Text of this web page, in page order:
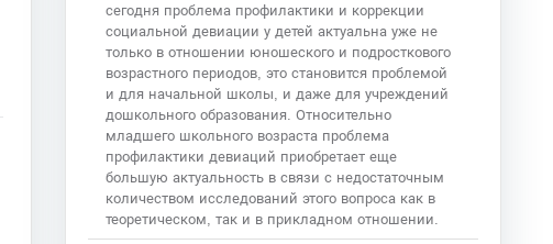
сегодня проблема профилактики и коррекции
социальной девиации у детей актуальна уже не
только в отношении юношеского и подросткового
возрастного периодов, это становится проблемой
и для начальной школы, и даже для учреждений
дошкольного образования. Относительно
младшего школьного возраста проблема
профилактики девиаций приобретает еще
большую актуальность в связи с недостаточным
количеством исследований этого вопроса как в
теоретическом, так и в прикладном отношении.